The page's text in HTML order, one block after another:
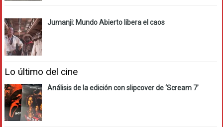
Jumanji: Mundo Abierto libera el caos
Lo último del cine
Análisis de la edición con slipcover de ‘Scream 7’